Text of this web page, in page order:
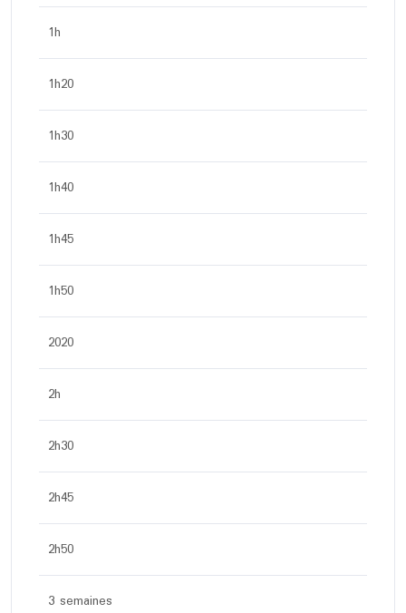
1h
1h20
1h30
1h40
1h45
1h50
2020
2h
2h30
2h45
2h50
3 semaines